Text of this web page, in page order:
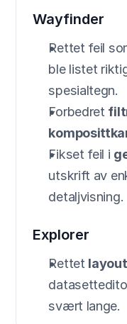
Wayfinder
Rettet feil
ble listet
spesialtegn.
Forbedret
Fikset feil i
utskrift av
detaljvisning.
Explorer
Rettet
svært lange.